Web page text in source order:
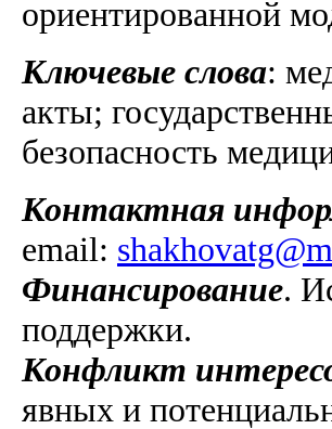
ориентированной
Ключевые слова:
акты;
безопасность
Контактная
email:
Финансирование.
поддержки.
Конфликт
явных и